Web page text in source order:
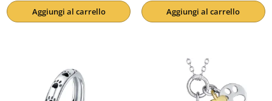
originaleattuale
Aggiungi al carrello
originaleattuale
Aggiungi al carrello